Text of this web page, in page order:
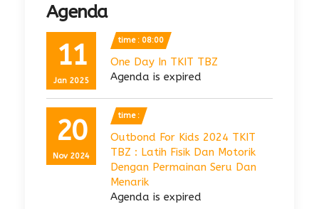
Agenda
11
Jan 2025
time : 08:00
One Day In TKIT TBZ
Agenda is expired
20
Nov 2024
time :
Outbond For Kids 2024 TKIT
TBZ : Latih Fisik Dan Motorik
Dengan Permainan Seru Dan
Menarik
Agenda is expired